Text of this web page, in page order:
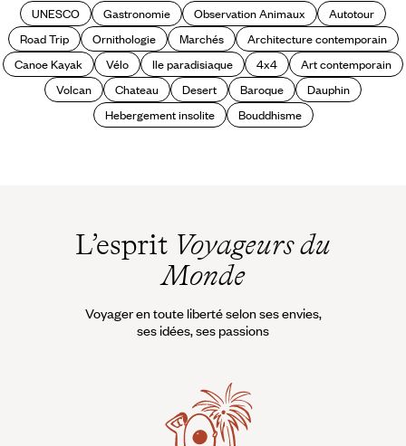
UNESCO Gastronomie Observation Animaux
Autotour
Road Trip
Ornithologie Marchés
Architecture contemporain
Canoe Kayak
Vélo Ile paradisiaque 4x4
Art contemporain
Volcan
Chateau Desert Baroque
Dauphin
Hebergement insolite
Bouddhisme
L’esprit Voyageurs du
Monde
Voyager en toute liberté selon ses envies,
ses idées, ses passions